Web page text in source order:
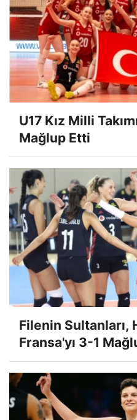
U17 Kız Milli
Mağlup Etti
Filenin Sultanları,
Fransa'yı 3-1